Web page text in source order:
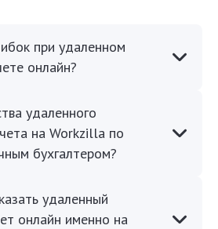
при удаленном
онлайн?
удаленного
на Workzilla по
бухгалтером?
удаленный
онлайн именно на